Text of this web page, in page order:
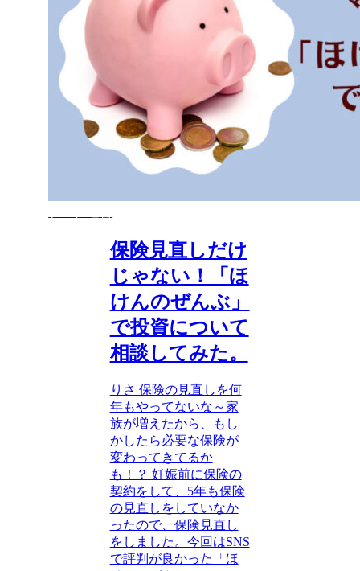
保険見直しだけ
じゃない！「ほ
けんのぜんぶ」
で投資について
相談してみた。
りさ 保険の見直しを何
年もやってないな～家
族が増えたから、もし
かしたら必要な保険が
変わってきてるか
も！？ 妊娠前に保険の
契約をして、5年も保険
の見直しをしていなか
ったので、保険見直し
をしました。今回はSNS
で評判が良かった「ほ